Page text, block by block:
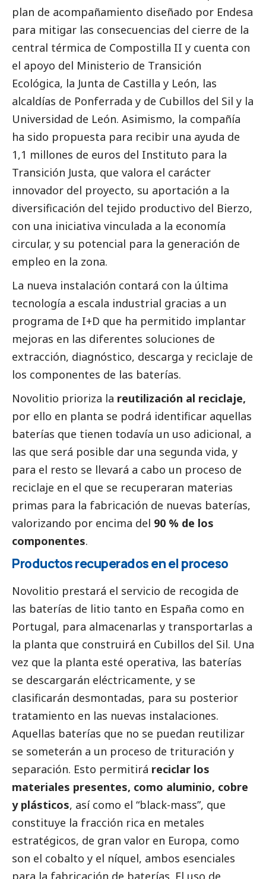
plan de acompañamiento diseñado por Endesa
para mitigar las consecuencias del cierre de la
central térmica de Compostilla II y cuenta con
el apoyo del Ministerio de Transición
Ecológica, la Junta de Castilla y León, las
alcaldías de Ponferrada y de Cubillos del Sil y la
Universidad de León. Asimismo, la compañía
ha sido propuesta para recibir una ayuda de
1,1 millones de euros del Instituto para la
Transición Justa, que valora el carácter
innovador del proyecto, su aportación a la
diversificación del tejido productivo del Bierzo,
con una iniciativa vinculada a la economía
circular, y su potencial para la generación de
empleo en la zona.
La nueva instalación contará con la última
tecnología a escala industrial gracias a un
programa de I+D que ha permitido implantar
mejoras en las diferentes soluciones de
extracción, diagnóstico, descarga y reciclaje de
los componentes de las baterías.
Novolitio prioriza la reutilización al reciclaje,
por ello en planta se podrá identificar aquellas
baterías que tienen todavía un uso adicional, a
las que será posible dar una segunda vida, y
para el resto se llevará a cabo un proceso de
reciclaje en el que se recuperaran materias
primas para la fabricación de nuevas baterías,
valorizando por encima del 90 % de los
componentes.
Productos recuperados en el proceso
Novolitio prestará el servicio de recogida de
las baterías de litio tanto en España como en
Portugal, para almacenarlas y transportarlas a
la planta que construirá en Cubillos del Sil. Una
vez que la planta esté operativa, las baterías
se descargarán eléctricamente, y se
clasificarán desmontadas, para su posterior
tratamiento en las nuevas instalaciones.
Aquellas baterías que no se puedan reutilizar
se someterán a un proceso de trituración y
separación. Esto permitirá reciclar los
materiales presentes, como aluminio, cobre
y plásticos, así como el “black-mass”, que
constituye la fracción rica en metales
estratégicos, de gran valor en Europa, como
son el cobalto y el níquel, ambos esenciales
para la fabricación de baterías. El uso de